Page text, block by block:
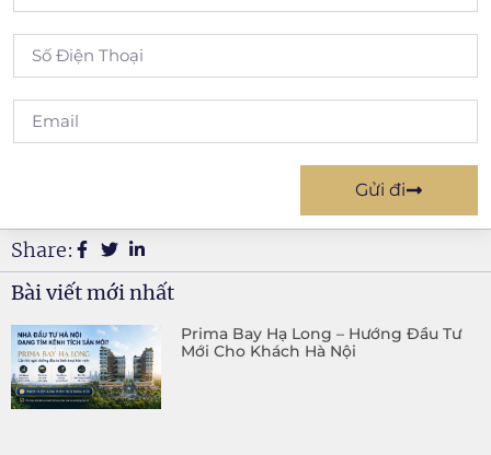
Gửi đi
Share:
Bài viết mới nhất
Prima Bay Hạ Long – Hướng Đầu Tư
Mới Cho Khách Hà Nội